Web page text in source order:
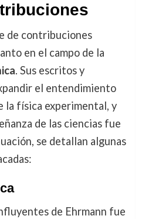
de contribuciones
en el campo de la
. Sus escritos y
el entendimiento
la física experimental, y
de las ciencias fue
se detallan algunas
de Ehrmann fue